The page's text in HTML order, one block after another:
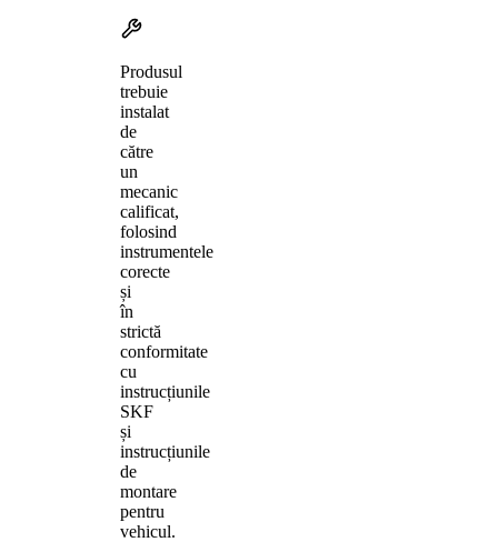
Produsul
trebuie
instalat
de
către
un
mecanic
calificat,
folosind
instrumentele
corecte
și
în
strictă
conformitate
cu
instrucțiunile
SKF
și
instrucțiunile
de
montare
pentru
vehicul.